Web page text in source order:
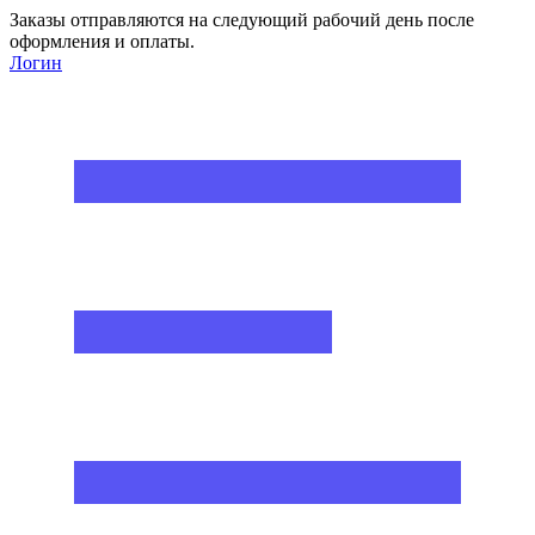
Заказы отправляются на следующий рабочий день после
оформления и оплаты.
Логин